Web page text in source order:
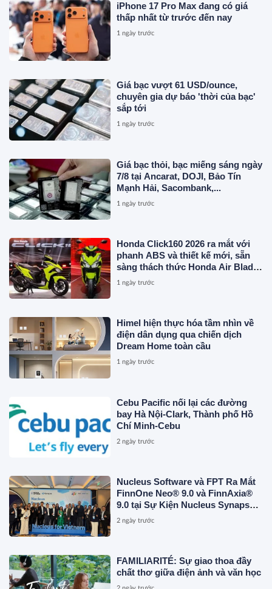
iPhone 17 Pro Max đang có giá
thấp nhất từ trước đến nay
1 ngày trước
Giá bạc vượt 61 USD/ounce,
chuyên gia dự báo 'thời của bạc'
sắp tới
1 ngày trước
Giá bạc thỏi, bạc miếng sáng ngày
7/8 tại Ancarat, DOJI, Bảo Tín
Mạnh Hải, Sacombank,...
1 ngày trước
Honda Click160 2026 ra mắt với
phanh ABS và thiết kế mới, sẵn
sàng thách thức Honda Air Blade
và Yamaha NVX
1 ngày trước
Himel hiện thực hóa tầm nhìn về
điện dân dụng qua chiến dịch
Dream Home toàn cầu
1 ngày trước
Cebu Pacific nối lại các đường
bay Hà Nội-Clark, Thành phố Hồ
Chí Minh-Cebu
2 ngày trước
Nucleus Software và FPT Ra Mắt
FinnOne Neo® 9.0 và FinnAxia®
9.0 tại Sự Kiện Nucleus Synapse
Lần Đầu Tiên tại Việt Nam
2 ngày trước
FAMILIARITÉ: Sự giao thoa đầy
chất thơ giữa điện ảnh và văn học